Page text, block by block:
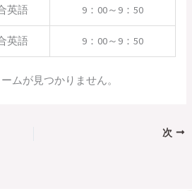
英語 9：00～9：50
英語 9：00～9：50
ムが見つかりません。
次